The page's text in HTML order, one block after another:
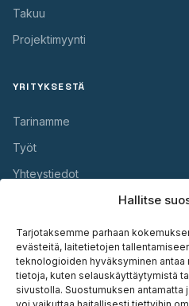
Hallitse
Tarjotaksemme parhaan
evästeitä, laitetietojen
teknologioiden hyväksyminen
tietoja, kuten selauskäyttäytymistä
sivustolla. Suostumuksen antamatta
Takuu
Projektimyynti
YRITYKSESTÄ
Tarinamme
Työt
Yhteystiedot
Takuu
Huolto